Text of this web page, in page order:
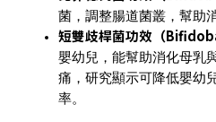
菌，調整腸道菌叢，幫助
短雙歧桿菌功效（
嬰幼兒，能幫助消化母乳
痛，研究顯示可降低嬰幼
率。